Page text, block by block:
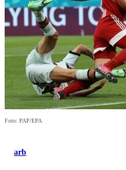
Foto: PAP/EPA
arb